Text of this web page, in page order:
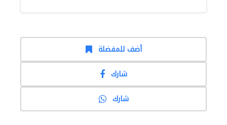
أضف للمفضلة
شارك
شارك